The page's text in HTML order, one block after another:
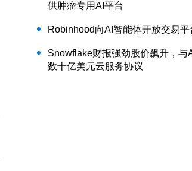
供肿瘤专用AI平台
Robinhood向AI智能体开放交易平
Snowflake财报强劲股价飙升，与
数十亿美元云服务协议